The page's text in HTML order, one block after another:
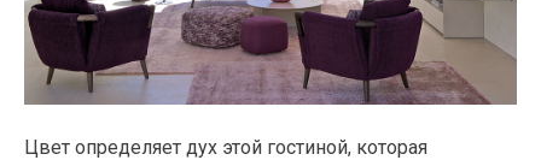
Цвет определяет дух этой гостиной, которая